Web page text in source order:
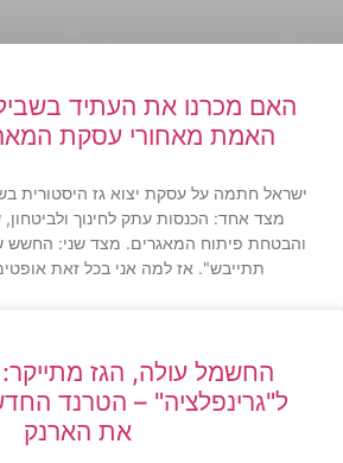
האם מכרנו את העתיד
האמת מאחורי עסקת
מצד אחד: הכנסות עתק לחינוך
תתייבש". אז למה אני בכל זאת
החשמל עולה, הגז מתייקר:
ל"גרינפלציה" – הטרנד
את הארנק